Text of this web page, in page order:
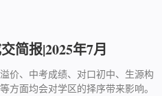
简报|2025年7月
价、中考成绩、对口初中、生源构
方面均会对学区的择序带来影响。